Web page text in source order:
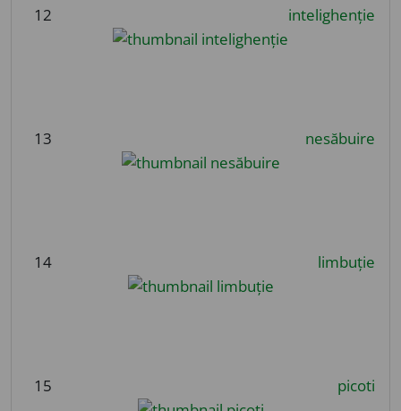
12 intelighenție
13 nesăbuire
14 limbuție
15 picoti